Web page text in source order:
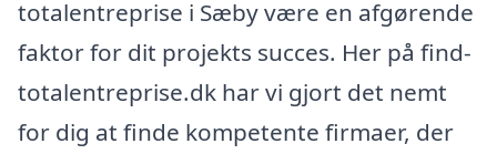
totalentreprise i Sæby være en afgørende
faktor for dit projekts succes. Her på find-
totalentreprise.dk har vi gjort det nemt
for dig at finde kompetente firmaer, der